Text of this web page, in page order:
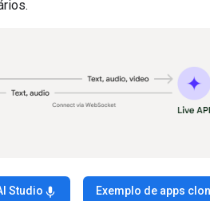
Studio mic Exemplo de apps